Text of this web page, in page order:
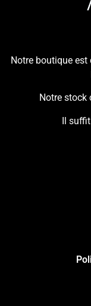
Notre boutique est
Notre stock
Il